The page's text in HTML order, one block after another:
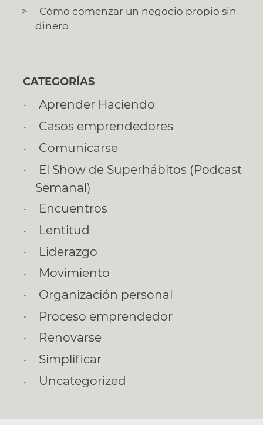
Cómo comenzar un negocio propio sin
dinero
CATEGORÍAS
Aprender Haciendo
Casos emprendedores
Comunicarse
El Show de Superhábitos (Podcast
Semanal)
Encuentros
Lentitud
Liderazgo
Movimiento
Organización personal
Proceso emprendedor
Renovarse
Simplificar
Uncategorized